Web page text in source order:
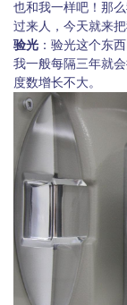
也和我一样吧！那
过来人，今天就来
验光 ：验光这个东
我一般每隔三年就
度数增长不大。